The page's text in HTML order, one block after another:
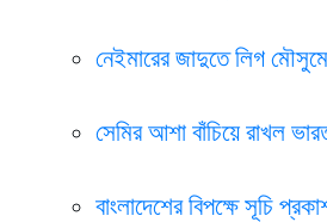
নেইমারের জাদুতে লিগ
সেমির আশা বাঁচিয়ে রাখল
বাংলাদেশের বিপক্ষে সূচি